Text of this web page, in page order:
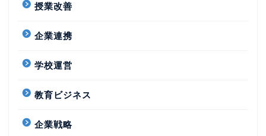
授業改善
企業連携
学校運営
教育ビジネス
企業戦略